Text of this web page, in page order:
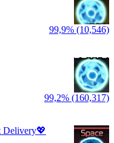
99,9% (10,546)
99,2% (160,317)
Delivery💖